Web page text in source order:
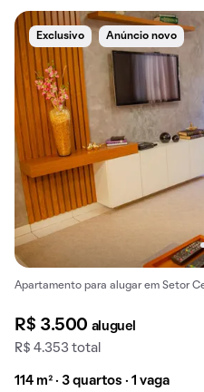
Exclusivo Anúncio novo
Apartamento para alugar em Setor
R$ 3.500 aluguel
R$ 4.353 total
114 m² · 3 quartos · 1 vaga